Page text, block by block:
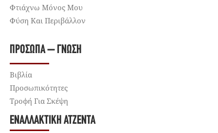
Φτιάχνω Μόνος Μου
Φύση Και Περιβάλλον
ΠΡΌΣΩΠΑ – ΓΝΏΣΗ
Βιβλία
Προσωπικότητες
Τροφή Για Σκέψη
ΕΝΑΛΛΑΚΤΙΚΉ ΑΤΖΈΝΤΑ